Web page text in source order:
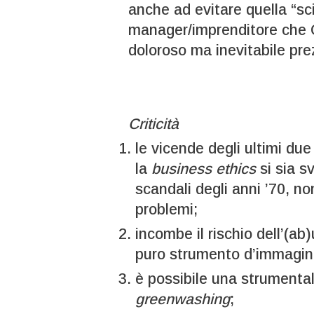
anche ad evitare quella
manager/imprenditore che
doloroso ma inevitabile
Criticità
le vicende degli ultimi
la business ethicssi sia
scandali degli anni ’70,
problemi;
incombe il rischio
puro strumento
è possibile una
greenwashing;